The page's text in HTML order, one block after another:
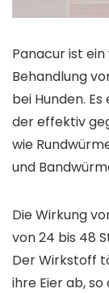
Panacur ist
Behandlung
bei Hunden.
der effektiv
wie
und
Die Wirkung
von 24 bis 48
Der Wirkstoff
ihre Eier ab,